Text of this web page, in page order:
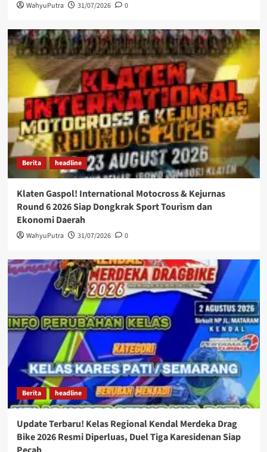
WahyuPutra 31/07/2026 0
Berita headline
Klaten Gaspol! International Motocross & Kejurnas
Round 6 2026 Siap Dongkrak Sport Tourism dan
Ekonomi Daerah
WahyuPutra 31/07/2026 0
Berita headline
Update Terbaru! Kelas Regional Kendal Merdeka Drag
Bike 2026 Resmi Diperluas, Duel Tiga Karesidenan Siap